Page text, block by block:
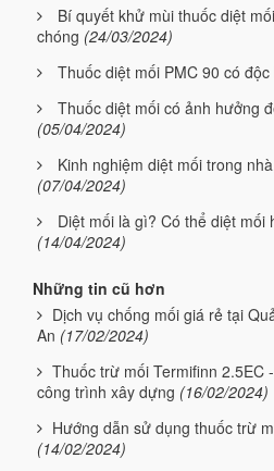
Bí quyết khử mùi thuốc diệt
chóng (24/03/2024)
Thuốc diệt mối PMC 90 có độc
Thuốc diệt mối có ảnh hưởng
(05/04/2024)
Kinh nghiệm diệt mối trong
(07/04/2024)
Diệt mối là gì? Có thể diệt mối
(14/04/2024)
Những tin cũ hơn
Dịch vụ chống mối giá rẻ tại
An (17/02/2024)
Thuốc trừ mối Termifinn 2.5EC
công trình xây dựng (16/02/2024)
Hướng dẫn sử dụng thuốc trừ
(14/02/2024)